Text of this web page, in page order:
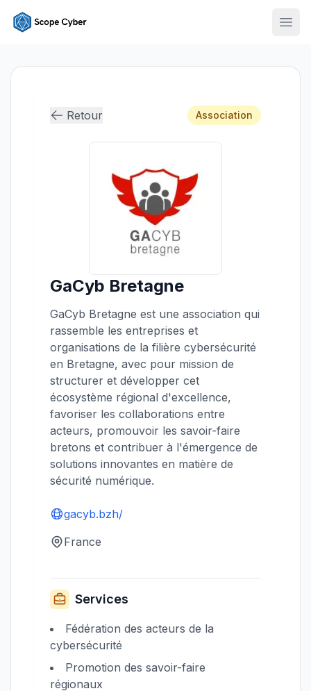
Retour Association
GaCyb Bretagne
GaCyb Bretagne est une association qui
rassemble les entreprises et
organisations de la filière cybersécurité
en Bretagne, avec pour mission de
structurer et développer cet
écosystème régional d'excellence,
favoriser les collaborations entre
acteurs, promouvoir les savoir-faire
bretons et contribuer à l'émergence de
solutions innovantes en matière de
sécurité numérique.
gacyb.bzh/
France
Services
Fédération des acteurs de la
cybersécurité
Promotion des savoir-faire
régionaux